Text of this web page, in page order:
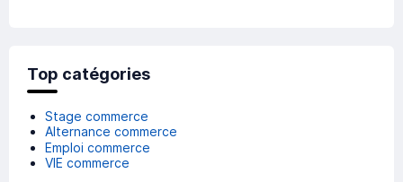
Top catégories
Stage commerce
Alternance commerce
Emploi commerce
VIE commerce